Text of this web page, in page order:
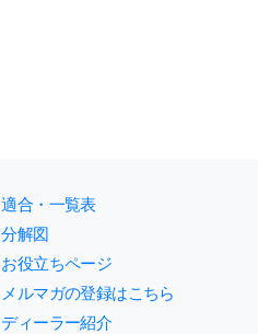
適合・一覧表
分解図
お役立ちページ
メルマガの登録はこちら
ディーラー紹介